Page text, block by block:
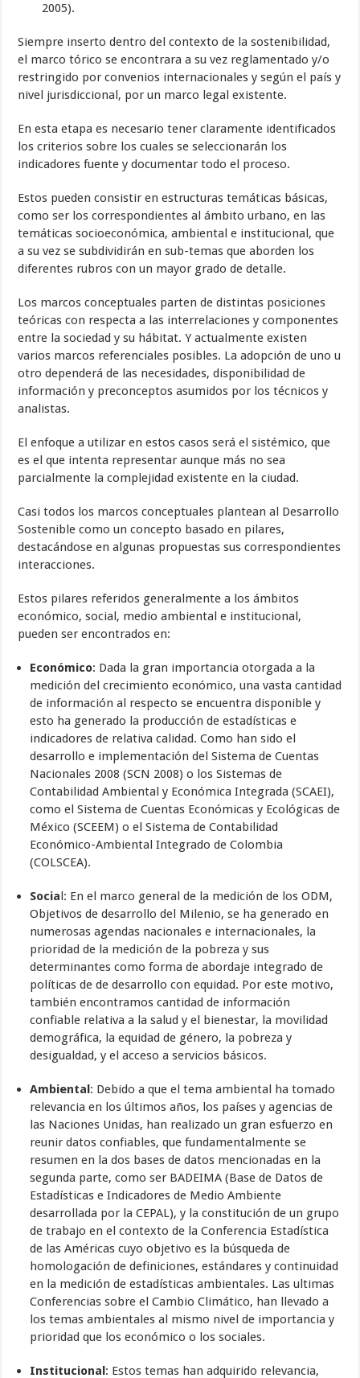
2005).
Siempre inserto dentro del contexto de la sostenibilidad,
el marco tórico se encontrara a su vez reglamentado y/o
restringido por convenios internacionales y según el país y
nivel jurisdiccional, por un marco legal existente.
En esta etapa es necesario tener claramente identificados
los criterios sobre los cuales se seleccionarán los
indicadores fuente y documentar todo el proceso.
Estos pueden consistir en estructuras temáticas básicas,
como ser los correspondientes al ámbito urbano, en las
temáticas socioeconómica, ambiental e institucional, que
a su vez se subdividirán en sub-temas que aborden los
diferentes rubros con un mayor grado de detalle.
Los marcos conceptuales parten de distintas posiciones
teóricas con respecta a las interrelaciones y componentes
entre la sociedad y su hábitat. Y actualmente existen
varios marcos referenciales posibles. La adopción de uno u
otro dependerá de las necesidades, disponibilidad de
información y preconceptos asumidos por los técnicos y
analistas.
El enfoque a utilizar en estos casos será el sistémico, que
es el que intenta representar aunque más no sea
parcialmente la complejidad existente en la ciudad.
Casi todos los marcos conceptuales plantean al Desarrollo
Sostenible como un concepto basado en pilares,
destacándose en algunas propuestas sus correspondientes
interacciones.
Estos pilares referidos generalmente a los ámbitos
económico, social, medio ambiental e institucional,
pueden ser encontrados en:
Económico: Dada la gran importancia otorgada a la
medición del crecimiento económico, una vasta cantidad
de información al respecto se encuentra disponible y
esto ha generado la producción de estadísticas e
indicadores de relativa calidad. Como han sido el
desarrollo e implementación del Sistema de Cuentas
Nacionales 2008 (SCN 2008) o los Sistemas de
Contabilidad Ambiental y Económica Integrada (SCAEI),
como el Sistema de Cuentas Económicas y Ecológicas de
México (SCEEM) o el Sistema de Contabilidad
Económico-Ambiental Integrado de Colombia
(COLSCEA).
Social: En el marco general de la medición de los ODM,
Objetivos de desarrollo del Milenio, se ha generado en
numerosas agendas nacionales e internacionales, la
prioridad de la medición de la pobreza y sus
determinantes como forma de abordaje integrado de
políticas de de desarrollo con equidad. Por este motivo,
también encontramos cantidad de información
confiable relativa a la salud y el bienestar, la movilidad
demográfica, la equidad de género, la pobreza y
desigualdad, y el acceso a servicios básicos.
Ambiental: Debido a que el tema ambiental ha tomado
relevancia en los últimos años, los países y agencias de
las Naciones Unidas, han realizado un gran esfuerzo en
reunir datos confiables, que fundamentalmente se
resumen en la dos bases de datos mencionadas en la
segunda parte, como ser BADEIMA (Base de Datos de
Estadísticas e Indicadores de Medio Ambiente
desarrollada por la CEPAL), y la constitución de un grupo
de trabajo en el contexto de la Conferencia Estadística
de las Américas cuyo objetivo es la búsqueda de
homologación de definiciones, estándares y continuidad
en la medición de estadísticas ambientales. Las ultimas
Conferencias sobre el Cambio Climático, han llevado a
los temas ambientales al mismo nivel de importancia y
prioridad que los económico o los sociales.
Institucional: Estos temas han adquirido relevancia,